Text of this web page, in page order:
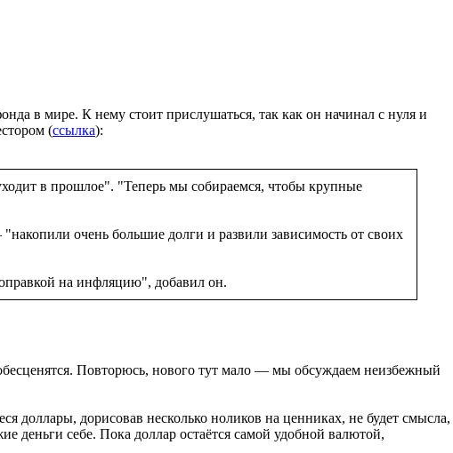
в мире. К нему стоит прислушаться, так как он начинал с нуля и
(ссылка):
в прошлое". "Теперь мы собираемся, чтобы крупные
очень большие долги и развили зависимость от своих
на инфляцию", добавил он.
Повторюсь, нового тут мало — мы обсуждаем неизбежный
доллары, дорисовав несколько ноликов на ценниках, не будет смысла,
деньги себе. Пока доллар остаётся самой удобной валютой,